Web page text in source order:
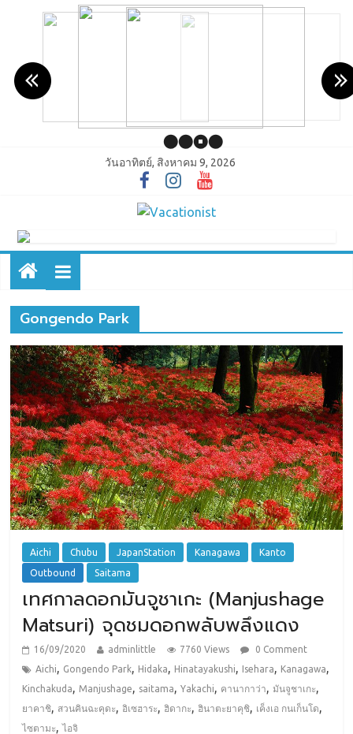
วันอาทิตย์, สิงหาคม 9, 2026
Gongendo Park
Aichi Chubu JapanStation Kanagawa
Kanto
Outbound
Saitama
เทศกาลดอกมันจูชาเกะ (Manjushage
Matsuri) จุดชมดอกพลับพลึงแดง
16/09/2020 adminlittle 7760 Views
0 Comment
Aichi, Gongendo Park, Hidaka, Hinatayakushi, Isehara, Kanagawa,
Kinchakuda, Manjushage, saitama,Yakachi, คานากาว่า,มันจูชาเกะ,
ยาคาชิ, สวนคินฉะคุดะ,อิเซฮาระ,ฮิดากะ,ฮินาตะยาคุชิ, เค็งเอ กนเก็นโด,
ไซตามะ,ไอจิ